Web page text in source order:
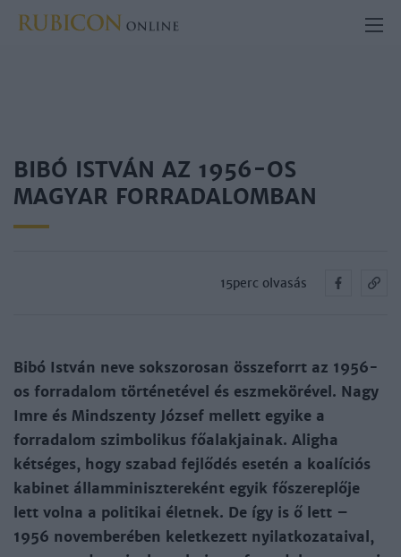
BIBÓ ISTVÁN AZ 1956-OS
MAGYAR FORRADALOMBAN
15perc olvasás
Bibó István neve sokszorosan összeforrt az 1956-
os forradalom történetével és eszmekörével. Nagy
Imre és Mindszenty József mellett egyike a
forradalom szimbolikus főalakjainak. Aligha
kétséges, hogy szabad fejlődés esetén a koalíciós
kabinet államminisztereként egyik főszereplője
lett volna a politikai életnek. De így is ő lett –
1956 novemberében keletkezett nyilatkozataival,